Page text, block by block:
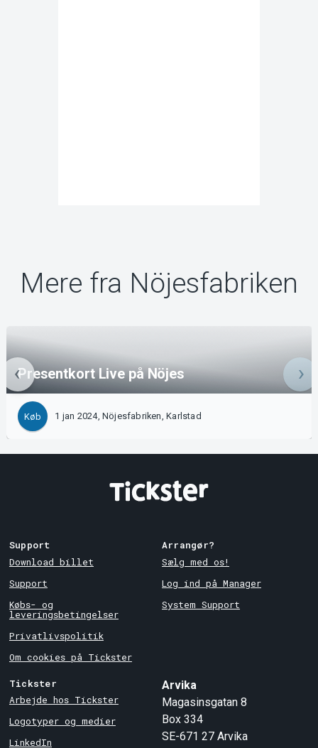
Mere fra Nöjesfabriken
Presentkort Live på Nöjes
Køb 1 jan 2024, Nöjesfabriken, Karlstad
Support
Download billet
Support
Købs- og
leveringsbetingelser
Privatlivspolitik
Om cookies på Tickster
Arrangør?
Sælg med os!
Log ind på Manager
System Support
Tickster
Arbejde hos Tickster
Logotyper og medier
LinkedIn
Arvika
Magasinsgatan 8
Box 334
SE-671 27 Arvika